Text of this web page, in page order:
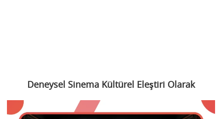
Deneysel Sinema Kültürel Eleştiri Olarak